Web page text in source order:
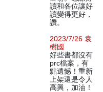
讀和各位讓好
讀變得更好，
讚。
2023/7/26 袁
樹國
好些書都沒有
prc檔案，有
點遺憾！重新
上架還是令人
高興，加油！